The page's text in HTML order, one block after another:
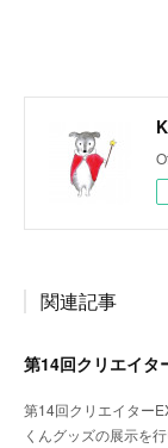
関連記事
第14回クリエイタ
第14回クリエイター
くんグッズの展示を